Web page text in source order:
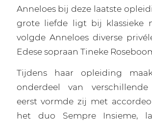
Anneloes bij deze laatste
grote liefde ligt bij klassieke
volgde Anneloes diverse
Edese sopraan Tineke
Tijdens haar opleiding
onderdeel van verschillende
eerst vormde zij met
het duo Sempre Insieme,